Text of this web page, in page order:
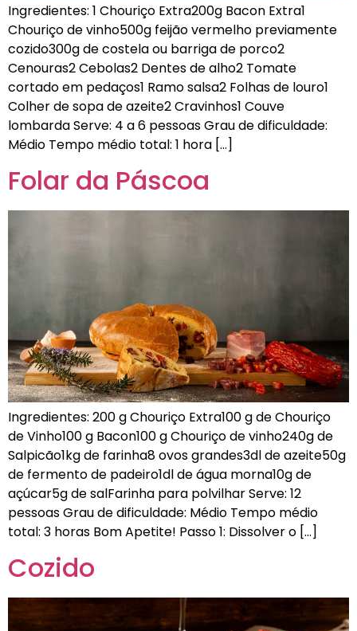
Ingredientes: 1 Chouriço Extra200g Bacon Extra1
Chouriço de vinho500g feijão vermelho previamente
cozido300g de costela ou barriga de porco2
Cenouras2 Cebolas2 Dentes de alho2 Tomate
cortado em pedaços1 Ramo salsa2 Folhas de louro1
Colher de sopa de azeite2 Cravinhos1 Couve
lombarda Serve: 4 a 6 pessoas Grau de dificuldade:
Médio Tempo médio total: 1 hora […]
Folar da Páscoa
Ingredientes: 200 g Chouriço Extra100 g de Chouriço
de Vinho100 g Bacon100 g Chouriço de vinho240g de
Salpicão1kg de farinha8 ovos grandes3dl de azeite50g
de fermento de padeiro1dl de água morna10g de
açúcar5g de salFarinha para polvilhar Serve: 12
pessoas Grau de dificuldade: Médio Tempo médio
total: 3 horas Bom Apetite! Passo 1: Dissolver o […]
Cozido